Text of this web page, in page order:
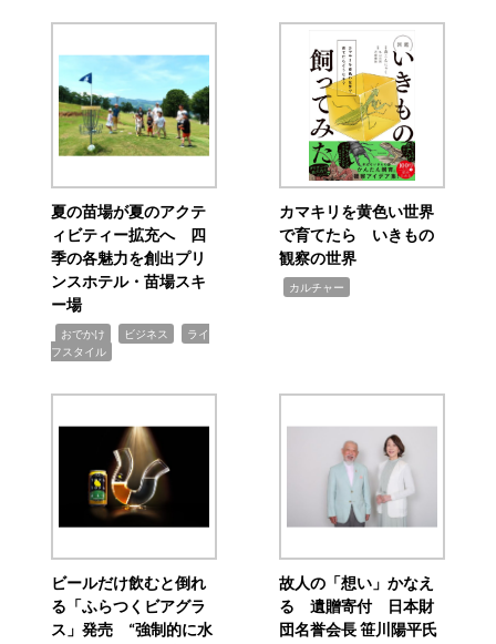
夏の苗場が夏のアクテ
ィビティー拡充へ 四
季の各魅力を創出プリ
ンスホテル・苗場スキ
ー場
おでかけ ビジネス
ライ
フスタイル
カマキリを黄色い世界
で育てたら いきもの
観察の世界
カルチャー
ビールだけ飲むと倒れ
る「ふらつくビアグラ
ス」発売 “強制的に水
故人の「想い」かなえ
る 遺贈寄付 日本財
団名誉会長 笹川陽平氏